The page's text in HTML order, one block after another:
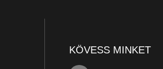
KÖVESS MINKET